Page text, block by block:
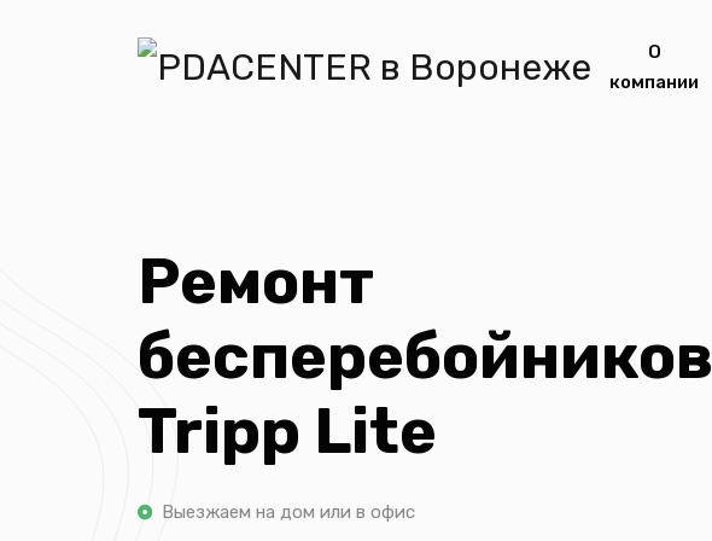
О
компании
Ремонт
бесперебойников
Tripp Lite
Выезжаем на дом или в офис